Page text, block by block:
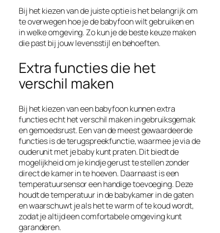
Bij het kiezen van de juiste optie is het belangrijk om
te overwegen hoe je de babyfoon wilt gebruiken en
in welke omgeving. Zo kun je de beste keuze maken
die past bij jouw levensstijl en behoeften.
Extra functies die het
verschil maken
Bij het kiezen van een babyfoon kunnen extra
functies echt het verschil maken in gebruiksgemak
en gemoedsrust. Een van de meest gewaardeerde
functies is de terugspreekfunctie, waarmee je via de
ouderunit met je baby kunt praten. Dit biedt de
mogelijkheid om je kindje gerust te stellen zonder
direct de kamer in te hoeven. Daarnaast is een
temperatuursensor een handige toevoeging. Deze
houdt de temperatuur in de babykamer in de gaten
en waarschuwt je als het te warm of te koud wordt,
zodat je altijd een comfortabele omgeving kunt
garanderen.